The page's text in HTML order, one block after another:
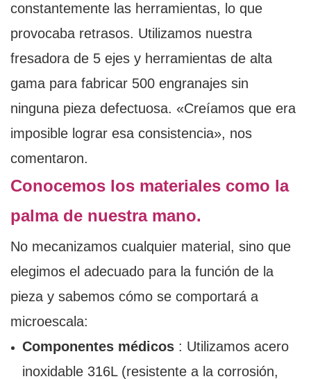
constantemente las herramientas, lo que
provocaba retrasos. Utilizamos nuestra
fresadora de 5 ejes y herramientas de alta
gama para fabricar 500 engranajes sin
ninguna pieza defectuosa. «Creíamos que era
imposible lograr esa consistencia», nos
comentaron.
Conocemos los materiales como la
palma de nuestra mano.
No mecanizamos cualquier material, sino que
elegimos el adecuado para la función de la
pieza y sabemos cómo se comportará a
microescala:
Componentes médicos: Utilizamos acero
inoxidable 316L (resistente a la corrosión,